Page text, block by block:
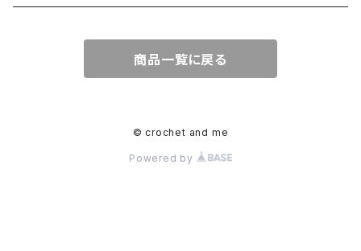
商品一覧に戻る
© crochet and me
Powered by